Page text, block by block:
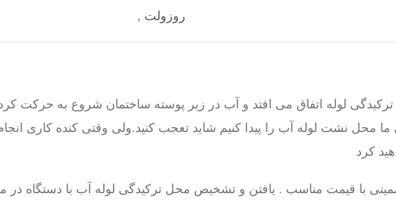
روزولت ,
لوله اتفاق می افتد و آب در زیر پوسته ساختمان شروع به حرکت
محل نشت لوله آب را پیدا کنیم شاید تعجب کنید.ولی وقتی کنده کاری
کرد
با قیمت مناسب . یافتن و تشخیص محل ترکیدگی لوله آب با دستگاه در